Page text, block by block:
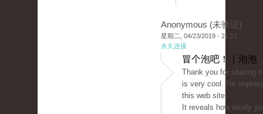
Anonymous (未验证)
星期二, 04/23/2019 - 21:11
永久连接
冒个泡吧！ | 泡泡
Thank you for sharing
is very cool. I'm
this web site.
It reveals how nicely